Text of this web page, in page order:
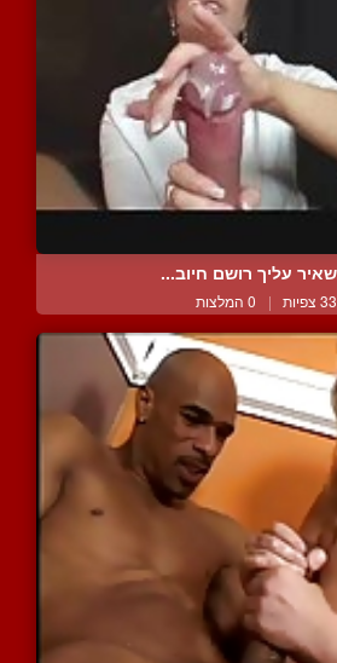
עליך רושם חיוב...
| 0 המלצות